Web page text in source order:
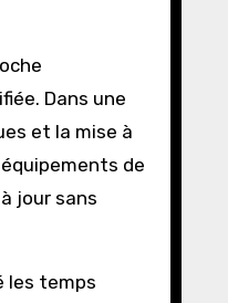
Dans une
et la mise à
de
jour sans
les temps